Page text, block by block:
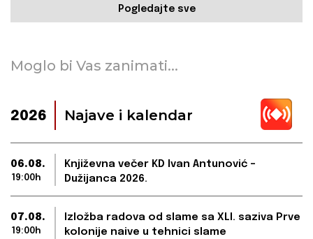
Pogledajte sve
Moglo bi Vas zanimati...
2026 Najave i kalendar
06.08.
19:00h
Književna večer KD Ivan Antunović –
Dužijanca 2026.
07.08.
19:00h
Izložba radova od slame sa XLI. saziva Prve
kolonije naive u tehnici slame